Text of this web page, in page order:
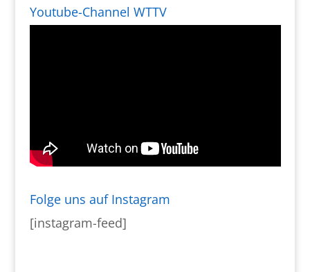
Youtube-Channel WTTV
Folge uns auf Instagram
[instagram-feed]